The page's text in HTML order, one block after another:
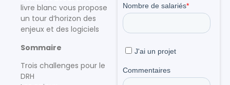
livre blanc vous propose
un tour d’horizon des
enjeux et des logiciels
Sommaire
Trois challenges pour le
DRH